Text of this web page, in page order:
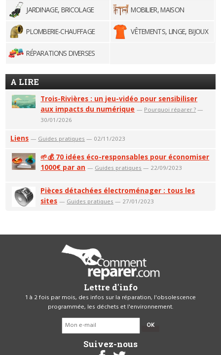
JARDINAGE, BRICOLAGE
MOBILIER, MAISON
PLOMBERIE-CHAUFFAGE VÊTEMENTS, LINGE, BIJOUX
RÉPARATIONS DIVERSES
A LIRE
Trois-Rivières : un jeu-vidéo pour sensibiliser
aux impacts du numérique — Pourquoi réparer ? —
30/01/2026
Liens — Guides pratiques — 02/11/2023
🌱💰 70 idées éco-responsables pour économiser
1000€ par an — Guides pratiques — 22/09/2023
Pièces détachées électroménager : tous les
sites — Guides pratiques — 27/01/2023
Lettre d'info
1 à 2 fois par mois, des infos sur la réparation, l'obsolescence
programmée, les déchets et l'environnement.
OK
Suivez-nous